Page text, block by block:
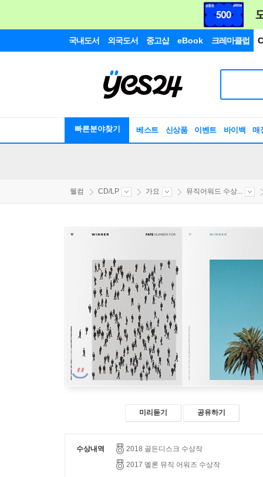
국내도서 외국도서 중고샵 eBook 크레마클럽
빠른분야찾기 베스트 신상품 이벤트 바이백 매
웰컴 CD/LP 가요 뮤직어워드 수상...
미리듣기 공유하기
수상내역
2018 골든디스크 수상작
2017 멜론 뮤직 어워즈 수상작